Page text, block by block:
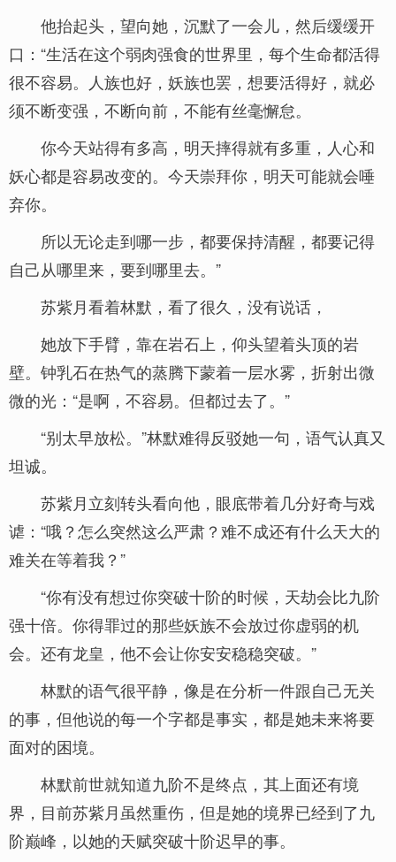
他抬起头，望向她，沉默了一会儿，然后缓缓开
口：“生活在这个弱肉强食的世界里，每个生命都活得
很不容易。人族也好，妖族也罢，想要活得好，就必
须不断变强，不断向前，不能有丝毫懈怠。
你今天站得有多高，明天摔得就有多重，人心和
妖心都是容易改变的。今天崇拜你，明天可能就会唾
弃你。
所以无论走到哪一步，都要保持清醒，都要记得
自己从哪里来，要到哪里去。”
苏紫月看着林默，看了很久，没有说话，
她放下手臂，靠在岩石上，仰头望着头顶的岩
壁。钟乳石在热气的蒸腾下蒙着一层水雾，折射出微
微的光：“是啊，不容易。但都过去了。”
“别太早放松。”林默难得反驳她一句，语气认真又
坦诚。
苏紫月立刻转头看向他，眼底带着几分好奇与戏
谑：“哦？怎么突然这么严肃？难不成还有什么天大的
难关在等着我？”
“你有没有想过你突破十阶的时候，天劫会比九阶
强十倍。你得罪过的那些妖族不会放过你虚弱的机
会。还有龙皇，他不会让你安安稳稳突破。”
林默的语气很平静，像是在分析一件跟自己无关
的事，但他说的每一个字都是事实，都是她未来将要
面对的困境。
林默前世就知道九阶不是终点，其上面还有境
界，目前苏紫月虽然重伤，但是她的境界已经到了九
阶巅峰，以她的天赋突破十阶迟早的事。